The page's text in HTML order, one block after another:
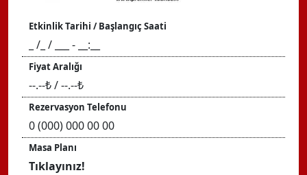
Etkinlik Tarihi / Başlangıç Saati
_ /_ / ___ - __:__
Fiyat Aralığı
--.--₺ / --.--₺
Rezervasyon Telefonu
0 (000) 000 00 00
Masa Planı
Tıklayınız!